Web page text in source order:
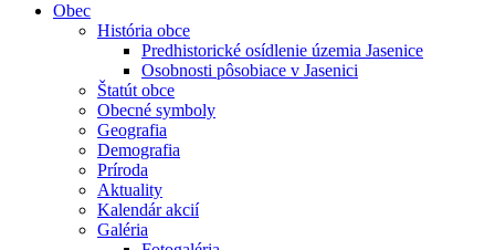
Obec
História obce
Predhistorické osídlenie územia Jasenice
Osobnosti pôsobiace v Jasenici
Štatút obce
Obecné symboly
Geografia
Demografia
Príroda
Aktuality
Kalendár akcií
Galéria